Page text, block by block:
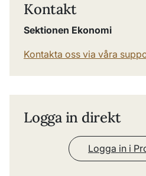
Kontakt
Sektionen Ekonomi
Kontakta oss via våra
Logga in direkt
Logga in i